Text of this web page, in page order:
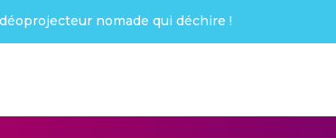
nomade qui déchire !